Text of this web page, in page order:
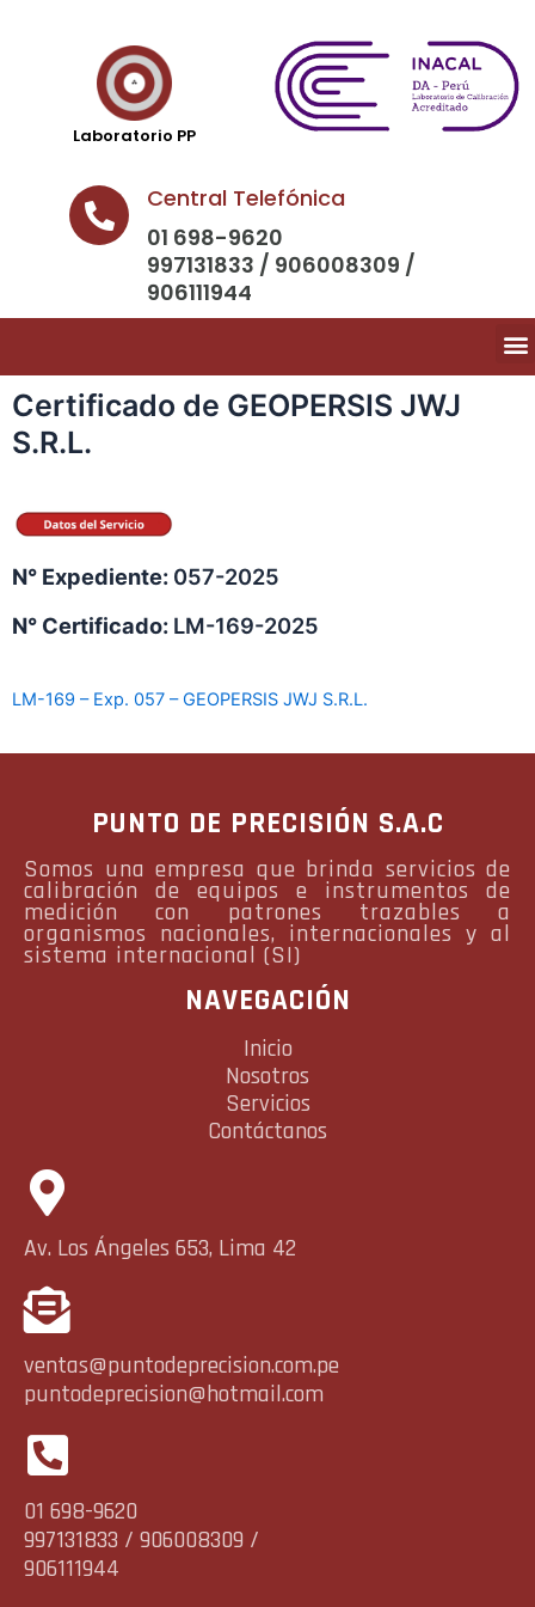
Laboratorio PP
Central Telefónica
01 698-9620
997131833 / 906008309 /
906111944
Certificado de GEOPERSIS JWJ
S.R.L.
N° Expediente: 057-2025
N° Certificado: LM-169-2025
LM-169 – Exp. 057 – GEOPERSIS JWJ S.R.L.
PUNTO DE PRECISIÓN S.A.C
Somos una empresa que brinda servicios de
calibración de equipos e instrumentos de
medición con patrones trazables a
organismos nacionales, internacionales y al
sistema internacional (SI)
NAVEGACIÓN
Inicio
Nosotros
Servicios
Contáctanos
Av. Los Ángeles 653, Lima 42
ventas@puntodeprecision.com.pe
puntodeprecision@hotmail.com
01 698-9620
997131833 / 906008309 /
906111944